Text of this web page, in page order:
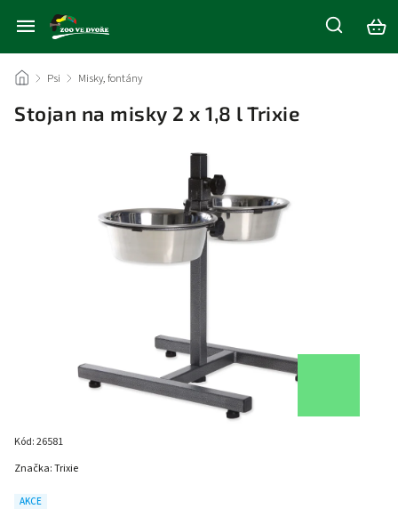
/ Psi / Misky, fontány
Stojan na misky 2 x 1,8 l Trixie
Kód:26581
AKCE
Značka:Trixie